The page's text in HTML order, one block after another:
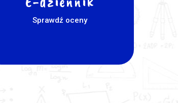
Sprawdź oceny